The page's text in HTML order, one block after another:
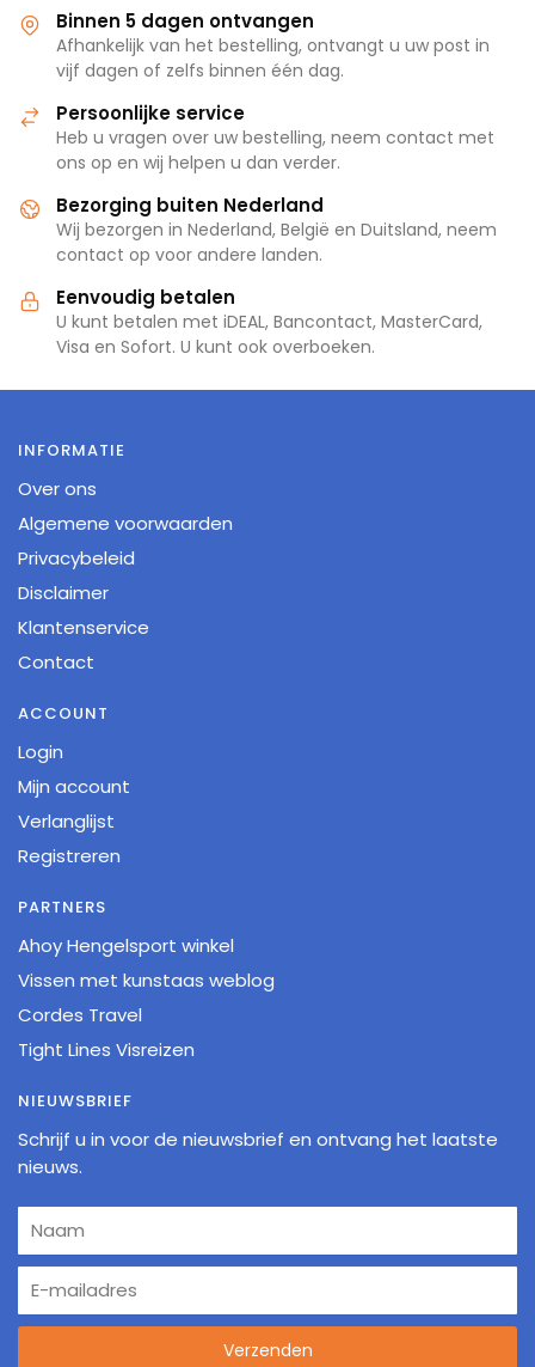
Binnen 5 dagen ontvangen
Afhankelijk van het bestelling, ontvangt u uw post in
vijf dagen of zelfs binnen één dag.
Persoonlijke service
Heb u vragen over uw bestelling, neem contact met
ons op en wij helpen u dan verder.
Bezorging buiten Nederland
Wij bezorgen in Nederland, België en Duitsland, neem
contact op voor andere landen.
Eenvoudig betalen
U kunt betalen met iDEAL, Bancontact, MasterCard,
Visa en Sofort. U kunt ook overboeken.
INFORMATIE
Over ons
Algemene voorwaarden
Privacybeleid
Disclaimer
Klantenservice
Contact
ACCOUNT
Login
Mijn account
Verlanglijst
Registreren
PARTNERS
Ahoy Hengelsport winkel
Vissen met kunstaas weblog
Cordes Travel
Tight Lines Visreizen
NIEUWSBRIEF
Schrijf u in voor de nieuwsbrief en ontvang het laatste
nieuws.
Verzenden